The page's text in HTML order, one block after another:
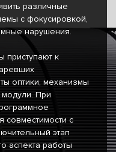
различные
с фокусировкой,
нарушения.
приступают к
оптики, механизмы
При
с
этап
аспекта работы